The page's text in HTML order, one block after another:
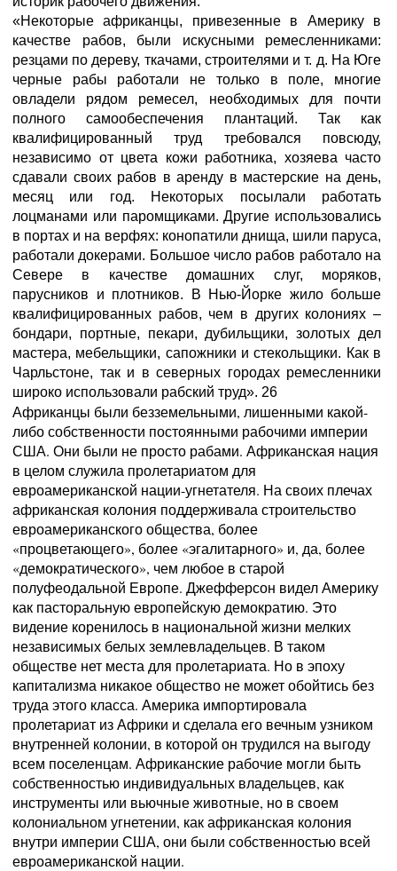
«Некоторые африканцы, привезенные в Америку в
качестве рабов, были искусными ремесленниками:
резцами по дереву, ткачами, строителями и т. д. На Юге
черные рабы работали не только в поле, многие
овладели рядом ремесел, необходимых для почти
полного самообеспечения плантаций. Так как
квалифицированный труд требовался повсюду,
независимо от цвета кожи работника, хозяева часто
сдавали своих рабов в аренду в мастерские на день,
месяц или год. Некоторых посылали работать
лоцманами или паромщиками. Другие использовались
в портах и на верфях: конопатили днища, шили паруса,
работали докерами. Большое число рабов работало на
Севере в качестве домашних слуг, моряков,
парусников и плотников. В Нью-Йорке жило больше
квалифицированных рабов, чем в других колониях –
бондари, портные, пекари, дубильщики, золотых дел
мастера, мебельщики, сапожники и стекольщики. Как в
Чарльстоне, так и в северных городах ремесленники
широко использовали рабский труд». 26
Африканцы были безземельными, лишенными какой-
либо собственности постоянными рабочими империи
США. Они были не просто рабами. Африканская нация
в целом служила пролетариатом для
евроамериканской нации-угнетателя. На своих плечах
африканская колония поддерживала строительство
евроамериканского общества, более
«процветающего», более «эгалитарного» и, да, более
«демократического», чем любое в старой
полуфеодальной Европе. Джефферсон видел Америку
как пасторальную европейскую демократию. Это
видение коренилось в национальной жизни мелких
независимых белых землевладельцев. В таком
обществе нет места для пролетариата. Но в эпоху
капитализма никакое общество не может обойтись без
труда этого класса. Америка импортировала
пролетариат из Африки и сделала его вечным узником
внутренней колонии, в которой он трудился на выгоду
всем поселенцам. Африканские рабочие могли быть
собственностью индивидуальных владельцев, как
инструменты или вьючные животные, но в своем
колониальном угнетении, как африканская колония
внутри империи США, они были собственностью всей
евроамериканской нации.